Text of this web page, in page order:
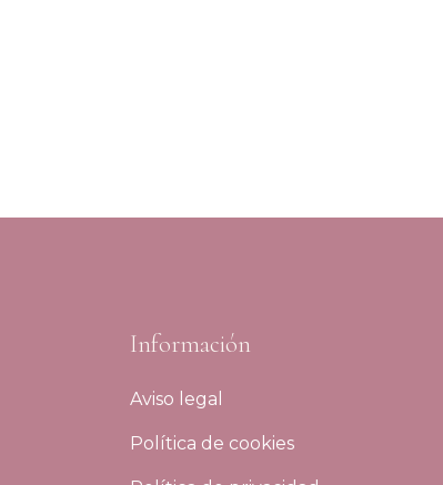
Información
Aviso legal
Política de cookies